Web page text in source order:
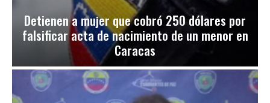
Detienen a mujer que cobró 250 dólares por
falsificar acta de nacimiento de un menor en
Caracas